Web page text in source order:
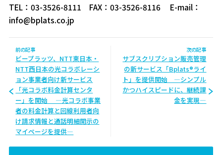
TEL：03-3526-8111 FAX：03-3526-8116 E-mail：
info@bplats.co.jp
前の記事
ビープラッツ、NTT東日本・
NTT西日本の光コラボレーシ
ョン事業者向け新サービス
「光コラボ料金計算センタ
ー」を開始 ―光コラボ事業
者の料金計算と回線利用者向
け請求情報と通話明細開示の
マイページを提供―
次の記事
サブスクリプション販売管理
の新サービス「Bplats®ライ
ト」を提供開始 ―シンプル
かつハイスピードに、継続課
金を実現―